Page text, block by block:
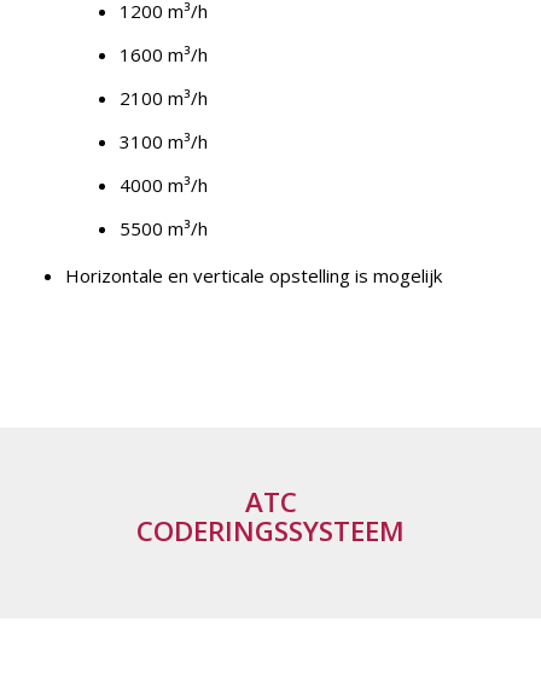
1200 m³/h
1600 m³/h
2100 m³/h
3100 m³/h
4000 m³/h
5500 m³/h
Horizontale en verticale opstelling is mogelijk
ATC
CODERINGSSYSTEEM